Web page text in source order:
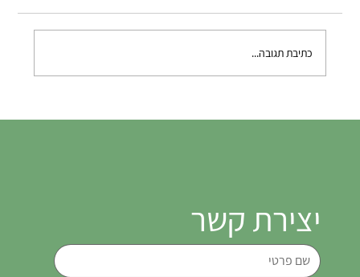
כתיבת תגובה...
יצירת קשר